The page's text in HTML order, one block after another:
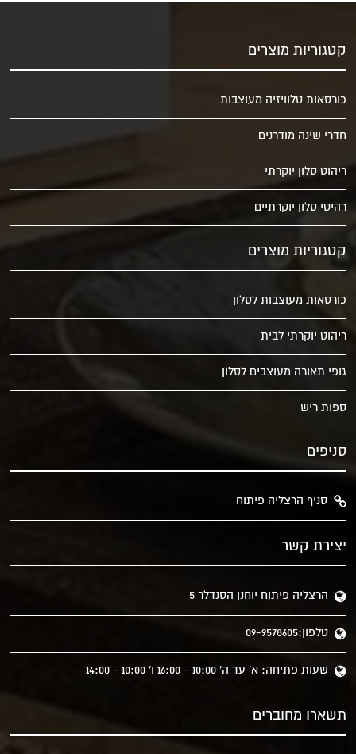
קטגוריות מוצרים
כורסאות טלוויזיה מעוצבות
חדרי שינה מודרנים
ריהוט סלון יוקרתי
רהיטי סלון יוקרתיים
קטגוריות מוצרים
כורסאות מעוצבות לסלון
ריהוט יוקרתי לבית
גופי תאורה מעוצבים לסלון
ספות ריש
סניפים
סניף הרצליה פיתוח
יצירת קשר
הרצליה פיתוח יוחנן הסנדלר 5
טלפון:09-9578605
שעות פתיחה: א' עד ה' 10:00 - 16:00 ו' 10:00 - 14:00
תשארו מחוברים